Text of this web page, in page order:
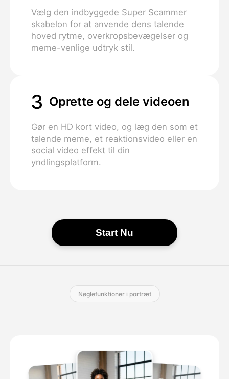
Vælg den indbyggede Super Scammer
skabelon for at anvende dens talende
hoved rytme, overkropsbevægelser og
meme-venlige udtryk stil.
3 Oprette og dele videoen
Gør en HD kort video, og læg den som et
talende meme, et reaktionsvideo eller en
social video effekt til din
yndlingsplatform.
Start Nu
Nøglefunktioner i portræt